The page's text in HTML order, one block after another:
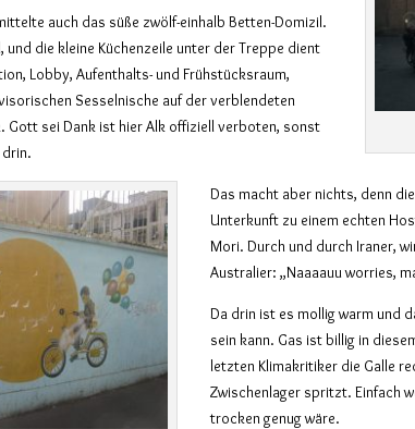
auch das süße zwölf-einhalb Betten-Domizil.
und die kleine Küchenzeile unter der Treppe dient
Lobby, Aufenthalts- und Frühstücksraum,
Sesselnische auf der verblendeten
Gott sei Dank ist hier Alk offiziell verboten, sonst
Das macht aber nichts, denn
Unterkunft zu einem echten
Mori. Durch und durch Iraner,
Australier: „Naaaauu worries,
Da drin ist es mollig warm und
sein kann. Gas ist billig in
letzten Klimakritiker die Galle
Zwischenlager spritzt. Einfach
trocken genug wäre.